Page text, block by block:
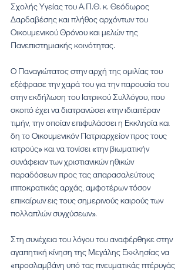
Σχολής Υγείας του Α.Π.Θ. κ. Θεόδωρος
Δαρδαβέσης και πλήθος αρχόντων του
Οικουμενικού Θρόνου και μελών της
Πανεπιστημιακής κοινότητας.
Ο Παναγιώτατος στην αρχή της ομιλίας του
εξέφρασε την χαρά του για την παρουσία του
στην εκδήλωση του Ιατρικού Συλλόγου, που
σκοπό έχει να διατρανώσει «την ιδιαιτέραν
τιμήν, την οποίαν επιφυλάσσει η Εκκλησία και
δη το Οικουμενικόν Πατριαρχείον προς τους
ιατρούς» και να τονίσει «την βιωματικήν
συνάφειαν των χριστιανικών ηθικών
παραδόσεων προς τας απαρασαλεύτους
ιπποκρατικάς αρχάς, αμφοτέρων τόσον
επικαίρων εις τους σημερινούς καιρούς των
πολλαπλών συγχύσεων».
Στη συνέχεια του λόγου του αναφέρθηκε στην
αγαπητική κίνηση της Μεγάλης Εκκλησίας να
«προσλαμβάνη υπό τας πνευματικάς πτέρυγάς